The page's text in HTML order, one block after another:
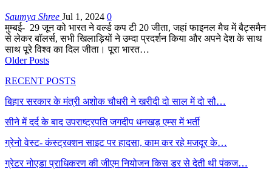
Saumya Shree Jul 1, 2024 0
मुम्बई- 29 जून को भारत ने वर्ल्ड कप टी 20 जीता, जहां फाइनल मैच में बैट्समैन
से लेकर बॉलर्स, सभी खिलाड़ियों ने उम्दा प्रदर्शन किया और अपने देश के साथ
साथ पूरे विश्व का दिल जीता। पूरा भारत…
Older Posts
RECENT POSTS
बिहार सरकार के मंत्री अशोक चौधरी ने खरीदी दो साल में दो सौ…
सीने में दर्द के बाद उपराष्ट्रपति जगदीप धनखड़ एम्स में भर्ती
ग्रेनो वेस्ट- कंस्ट्रक्शन साइट पर हादसा, काम कर रहे मजदूर के…
ग्रेटर नोएडा प्राधिकरण की जीएम नियोजन किस डर से देती थी पंकज…